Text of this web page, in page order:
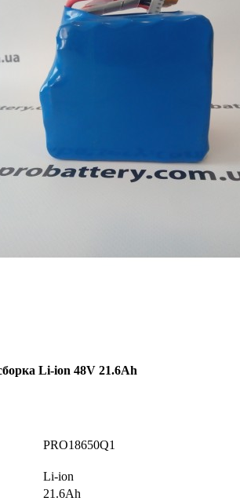
Li-ion 48V 21.6Ah
PRO18650Q1
Li-ion
21.6Ah